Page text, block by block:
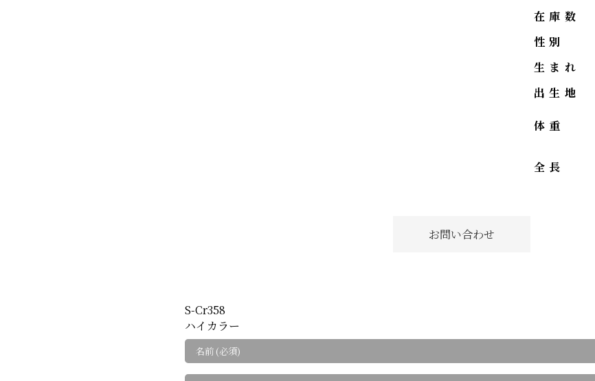
在庫数
性別
生まれ
出生地
体重
全長
お問い合わせ
S-Cr358
ハイカラー